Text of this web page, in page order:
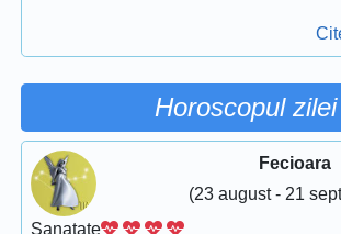
Horoscopul zilei
Fecioara
(23 august - 21
Sanatate